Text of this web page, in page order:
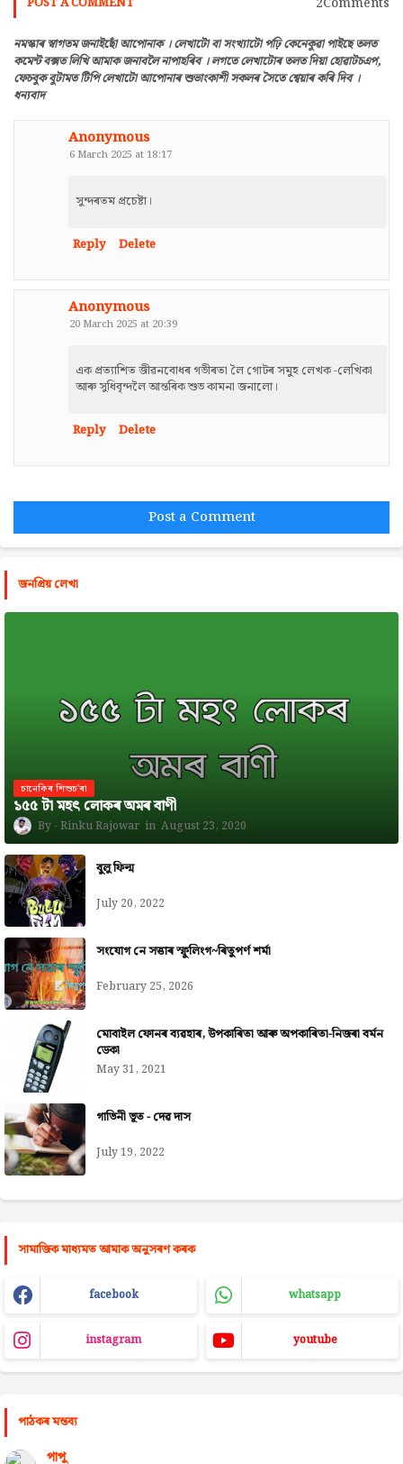
নমস্কাৰ স্বাগতম জনাইছোঁ আপোনাক । লেখাটো বা সংখ্যাটো পঢ়ি কেনেকুৱা পাইছে তলত
কমেন্ট বক্সত লিখি আমাক জনাবলৈ নাপাহৰিব । লগতে লেখাটোৰ তলত দিয়া হোৱাটচএপ,
ফেচবুক বুটামত টিপি লেখাটো আপোনাৰ শুভাংকাশী সকলৰ সৈতে শ্বেয়াৰ কৰি দিব ।
ধন্যবাদ
Anonymous
6 March 2025 at 18:17
সুন্দৰতম প্ৰচেষ্টা।
Reply Delete
Anonymous
20 March 2025 at 20:39
এক প্ৰত্যাশিত জীৱনবোধৰ গভীৰতা লৈ গোটৰ সমুহ লেখক -লেখিকা
আৰু সুধিবৃন্দলৈ আন্তৰিক শুভ কামনা জনালো।
Reply Delete
Post a Comment
জনপ্রিয় লেখা
চানেকিৰ শিশুচ'ৰা
১৫৫ টা মহৎ লোকৰ অমৰ বাণী
Rinku Rajowar August 23, 2020
বুলু ফিল্ম
July 20, 2022
সংযোগ নে সত্তাৰ স্ফুলিংগ~ৰিতুপৰ্ণ শৰ্মা
February 25, 2026
মোবাইল ফোনৰ ব্যৱহাৰ, উপকাৰিতা আৰু অপকাৰিতা-নিজৰা বৰ্মন
ডেকা
May 31, 2021
গাভিনী ভূত - দেৱ দাস
July 19, 2022
সামাজিক মাধ্যমত আমাক অনুসৰণ কৰক
facebook whatsapp
instagram youtube
পাঠকৰ মন্তব্য
পাপু